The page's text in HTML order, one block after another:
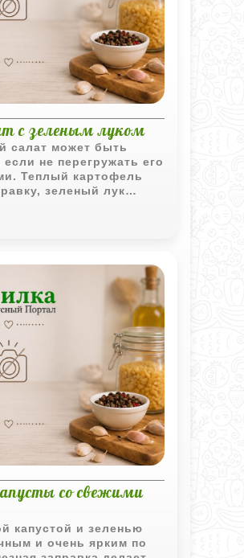
с зеленым луком
салат может быть
не перегружать его
Теплый картофель
зеленый лук
перец делает
со свежими
капустой и зеленью
и очень ярким по